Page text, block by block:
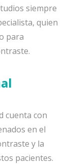
siempre
quien
para
cuenta con
en el
y la
pacientes.